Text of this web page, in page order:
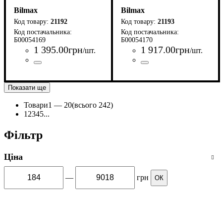
Bilmax
21192
Б00054169
1 395.00грн/шт.
Bilmax
21193
Б00054170
1 917.00грн/шт.
Показати ще
Товари1 — 20(всього 242)
1 2345...
Фільтр
Ціна
— грн ОК